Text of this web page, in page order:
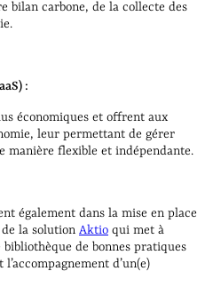
bilan carbone, de la collecte des
:
économiques et offrent aux
leur permettant de gérer
manière flexible et indépendante.
également dans la mise en place
de la solution Aktio qui met à
de bonnes pratiques
d’un(e)